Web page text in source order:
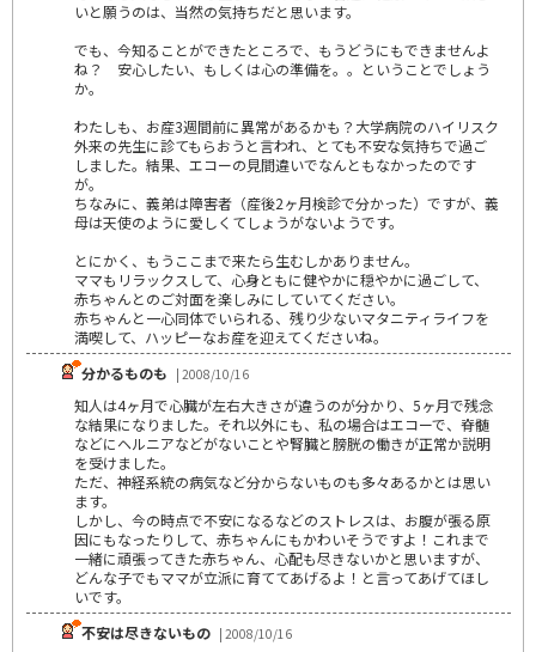
いと願うのは、当然の気持ちだと思います。
でも、今知ることができたところで、もうどうにもできませんよ
ね？ 安心したい、もしくは心の準備を。。ということでしょう
か。
わたしも、お産3週間前に異常があるかも？大学病院のハイリスク
外来の先生に診てもらおうと言われ、とても不安な気持ちで過ご
しました。結果、エコーの見間違いでなんともなかったのです
が。
ちなみに、義弟は障害者（産後2ヶ月検診で分かった）ですが、義
母は天使のように愛しくてしょうがないようです。
とにかく、もうここまで来たら生むしかありません。
ママもリラックスして、心身ともに健やかに穏やかに過ごして、
赤ちゃんとのご対面を楽しみにしていてください。
赤ちゃんと一心同体でいられる、残り少ないマタニティライフを
満喫して、ハッピーなお産を迎えてくださいね。
分かるものも | 2008/10/16
知人は4ヶ月で心臓が左右大きさが違うのが分かり、5ヶ月で残念
な結果になりました。それ以外にも、私の場合はエコーで、脊髄
などにヘルニアなどがないことや腎臓と膀胱の働きが正常か説明
を受けました。
ただ、神経系統の病気など分からないものも多々あるかとは思い
ます。
しかし、今の時点で不安になるなどのストレスは、お腹が張る原
因にもなったりして、赤ちゃんにもかわいそうですよ！これまで
一緒に頑張ってきた赤ちゃん、心配も尽きないかと思いますが、
どんな子でもママが立派に育ててあげるよ！と言ってあげてほし
いです。
不安は尽きないもの | 2008/10/16